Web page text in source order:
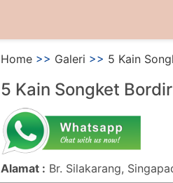
Home >> Galeri >> 5 Kain
5 Kain Songket
Alamat : Br. Silakarang,